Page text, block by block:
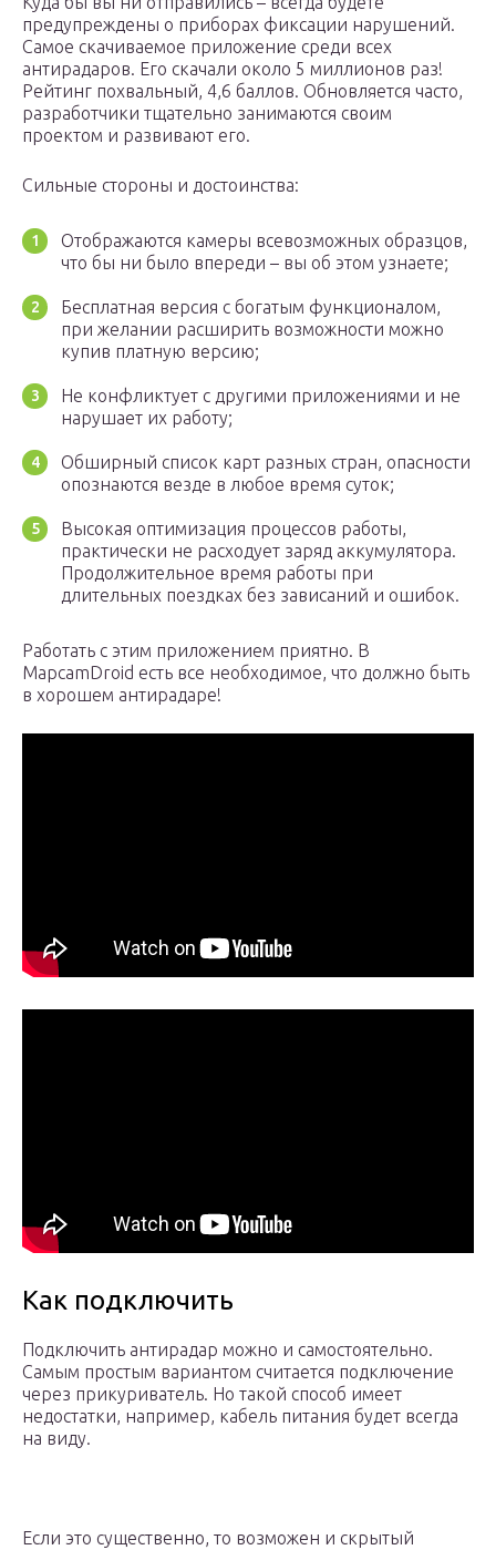
предупреждены о приборах фиксации нарушений.
Самое скачиваемое приложение среди всех
антирадаров. Его скачали около 5 миллионов раз!
Рейтинг похвальный, 4,6 баллов. Обновляется часто,
разработчики тщательно занимаются своим
проектом и развивают его.
Сильные стороны и достоинства:
Отображаются камеры всевозможных образцов,
что бы ни было впереди – вы об этом узнаете;
Бесплатная версия с богатым функционалом,
при желании расширить возможности можно
купив платную версию;
Не конфликтует с другими приложениями и не
нарушает их работу;
Обширный список карт разных стран, опасности
опознаются везде в любое время суток;
Высокая оптимизация процессов работы,
практически не расходует заряд аккумулятора.
Продолжительное время работы при
длительных поездках без зависаний и ошибок.
Работать с этим приложением приятно. В
MapcamDroid есть все необходимое, что должно быть
в хорошем антирадаре!
Как подключить
Подключить антирадар можно и самостоятельно.
Самым простым вариантом считается подключение
через прикуриватель. Но такой способ имеет
недостатки, например, кабель питания будет всегда
на виду.
Если это существенно, то возможен и скрытый